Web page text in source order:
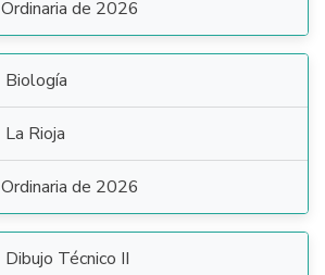
Ordinaria de 2026
Biología
La Rioja
Ordinaria de 2026
Dibujo Técnico II